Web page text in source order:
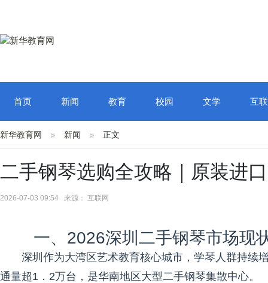
首页 新闻 教育 校园 文学 互
新华教育网 新闻 正文
二手钢琴选购全攻略｜原装进
2026-07-03 09:54 来源： 互联网
一、2026深圳二手钢琴市场现
深圳作为大湾区艺术教育核心城市，学琴人群持续
通量超1．2万台，是华南地区大型二手钢琴集散中心。